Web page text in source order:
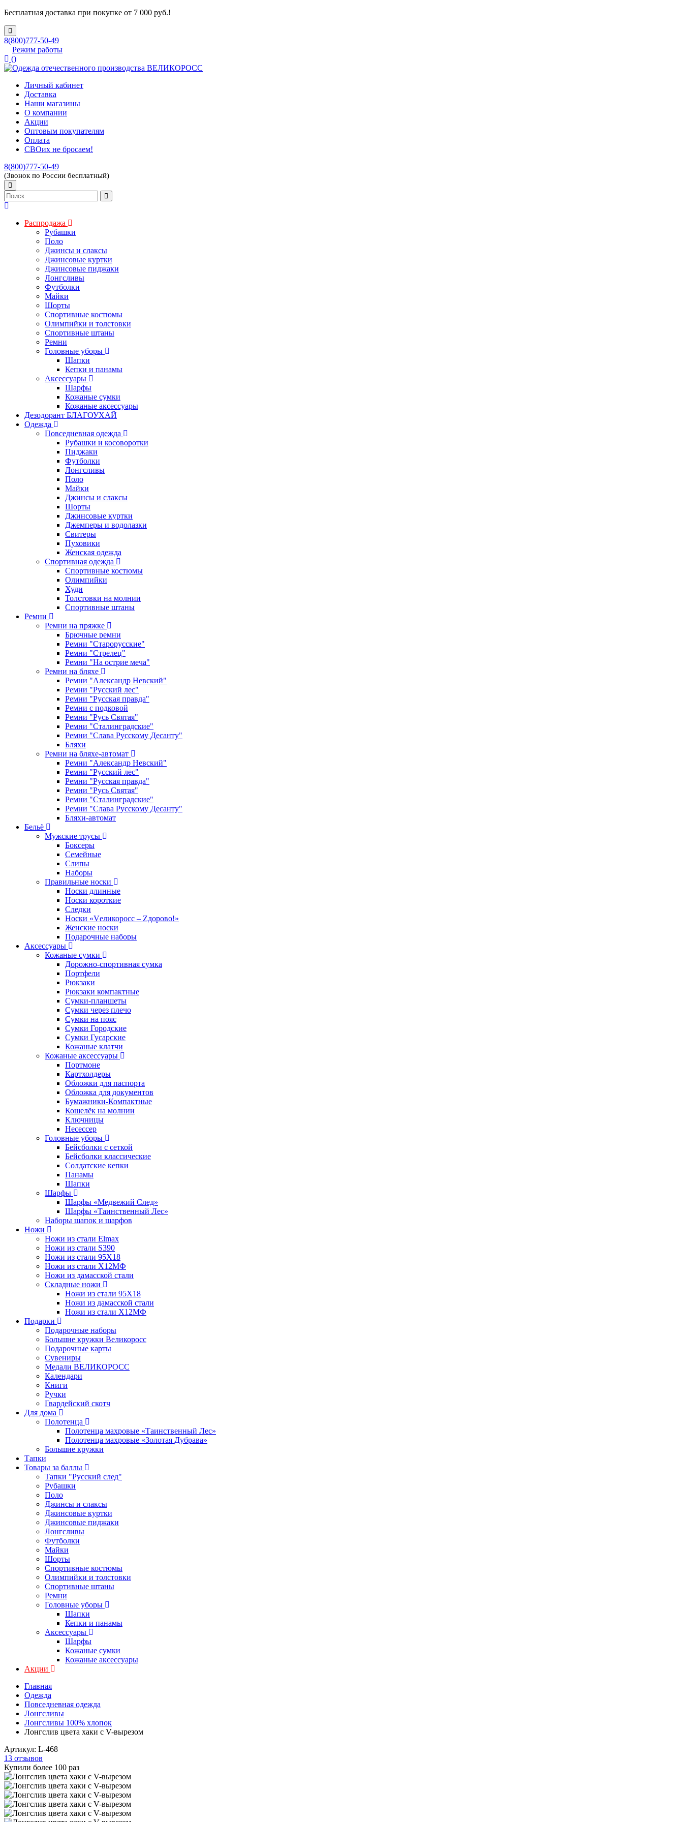
Бесплатная доставка при покупке от 7 000 руб.!
8(800)777-50-49
Режим работы
()
Личный кабинет
Доставка
Наши магазины
О компании
Акции
Оптовым покупателям
Оплата
СВОих не бросаем!
8(800)777-50-49
(Звонок по России бесплатный)
Распродажа
Рубашки
Поло
Джинсы и слаксы
Джинсовые куртки
Джинсовые пиджаки
Лонгсливы
Футболки
Майки
Шорты
Спортивные костюмы
Олимпийки и толстовки
Спортивные штаны
Ремни
Головные уборы
Шапки
Кепки и панамы
Аксессуары
Шарфы
Кожаные сумки
Кожаные аксессуары
Дезодорант БЛАГОУХАЙ
Одежда
Повседневная одежда
Рубашки и косоворотки
Пиджаки
Футболки
Лонгсливы
Поло
Майки
Джинсы и слаксы
Шорты
Джинсовые куртки
Джемперы и водолазки
Свитеры
Пуховики
Женская одежда
Спортивная одежда
Спортивные костюмы
Олимпийки
Худи
Толстовки на молнии
Спортивные штаны
Ремни
Ремни на пряжке
Брючные ремни
Ремни "Старорусские"
Ремни "Стрелец"
Ремни "На острие меча"
Ремни на бляхе
Ремни "Александр Невский"
Ремни "Русский лес"
Ремни "Русская правда"
Ремни с подковой
Ремни "Русь Святая"
Ремни "Сталинградские"
Ремни "Слава Русскому Десанту"
Бляхи
Ремни на бляхе-автомат
Ремни "Александр Невский"
Ремни "Русский лес"
Ремни "Русская правда"
Ремни "Русь Святая"
Ремни "Сталинградские"
Ремни "Слава Русскому Десанту"
Бляхи-автомат
Бельё
Мужские трусы
Боксеры
Семейные
Слипы
Наборы
Правильные носки
Носки длинные
Носки короткие
Следки
Носки «Vеликоросс – Zдорово!»
Женские носки
Подарочные наборы
Аксессуары
Кожаные сумки
Дорожно-спортивная сумка
Портфели
Рюкзаки
Рюкзаки компактные
Сумки-планшеты
Сумки через плечо
Сумки на пояс
Сумки Городские
Сумки Гусарские
Кожаные клатчи
Кожаные аксессуары
Портмоне
Картхолдеры
Обложки для паспорта
Обложка для документов
Бумажники-Компактные
Кошелёк на молнии
Ключницы
Несессер
Головные уборы
Бейсболки с сеткой
Бейсболки классические
Солдатские кепки
Панамы
Шапки
Шарфы
Шарфы «Медвежий След»
Шарфы «Таинственный Лес»
Наборы шапок и шарфов
Ножи
Ножи из стали Elmax
Ножи из стали S390
Ножи из стали 95X18
Ножи из стали Х12МФ
Ножи из дамасской стали
Складные ножи
Ножи из стали 95X18
Ножи из дамасской стали
Ножи из стали Х12МФ
Подарки
Подарочные наборы
Большие кружки Великоросс
Подарочные карты
Сувениры
Медали ВЕЛИКОРОСС
Календари
Книги
Ручки
Гвардейский скотч
Для дома
Полотенца
Полотенца махровые «Таинственный Лес»
Полотенца махровые «Золотая Дубрава»
Большие кружки
Тапки
Товары за баллы
Тапки "Русский след"
Рубашки
Поло
Джинсы и слаксы
Джинсовые куртки
Джинсовые пиджаки
Лонгсливы
Футболки
Майки
Шорты
Спортивные костюмы
Олимпийки и толстовки
Спортивные штаны
Ремни
Головные уборы
Шапки
Кепки и панамы
Аксессуары
Шарфы
Кожаные сумки
Кожаные аксессуары
Акции
Главная
Одежда
Повседневная одежда
Лонгсливы
Лонгсливы 100% хлопок
Лонгслив цвета хаки с V-вырезом
Артикул: L-468
13 отзывов
Купили более 100 раз